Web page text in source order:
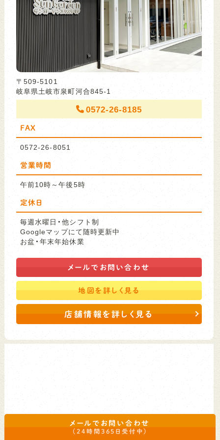
メールでお問い合わせ
（24時間365日受付中）
〒509-5101
岐阜県土岐市泉町河合845-1
0572-26-8185
FAX
0572-26-8051
営業時間
午前10時～午後5時
定休日
毎週水曜日・他シフト制
Googleマップにて随時更新中
お盆・年末年始休業
メールで お問い合わせ
地図を詳しく見る
店舗情報を詳しく見る